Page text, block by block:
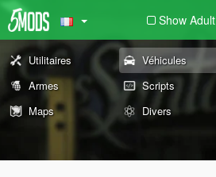
Show Adult
Utilitaires Véhicules
Armes
Scripts
Maps
Divers